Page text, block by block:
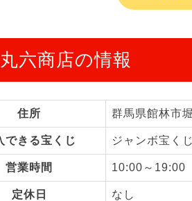
六商店の情報
住所 群馬県館林市
できる宝くじ ジャンボ宝く
営業時間 10:00～19:00
定休日 なし